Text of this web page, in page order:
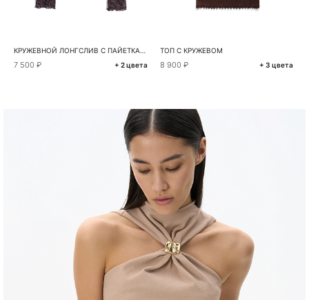
КРУЖЕВНОЙ ЛОНГСЛИВ С ПАЙЕТКАМИ
7 500 ₽ + 2 цвета
ТОП С КРУЖЕВОМ
8 900 ₽ + 3 цвета